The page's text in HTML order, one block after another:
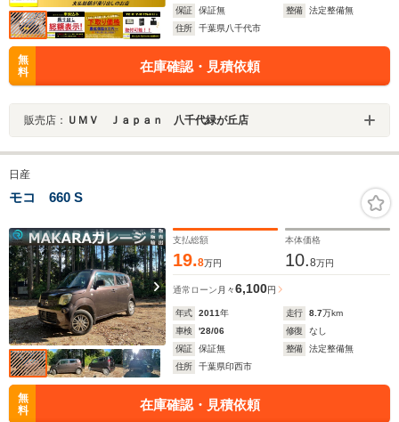
保証 保証無 整備
法定整備無
住所
千葉県八千代市
無
料
在庫確認・見積依頼
販売店： ＵＭＶ Ｊａｐａｎ 八千代緑が丘店
日産
モコ 660 S
支払総額
19.8万円
本体価格
10.8万円
通常ローン 月々6,100円
年式 2011年 走行 8.7万km
車検
'28/06 修復
なし
保証
保証無 整備
法定整備無
住所
千葉県印西市
無
料
在庫確認・見積依頼